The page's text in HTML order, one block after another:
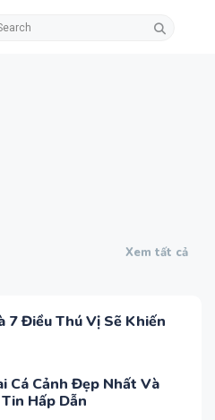
Xem tất cả
7 Điều Thú Vị Sẽ Khiến
Cá Cảnh Đẹp Nhất Và
Hấp Dẫn